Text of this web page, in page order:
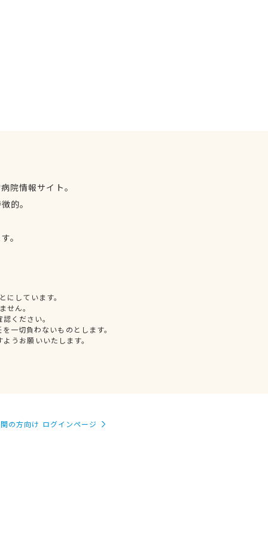
院情報サイト。
的。
。
しています。
せん。
ください。
一切負わないものとします。
うお願いいたします。
の方向け ログインページ